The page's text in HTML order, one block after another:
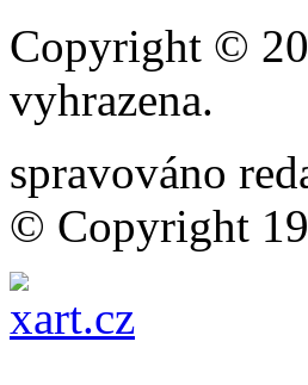
Copyright ©
vyhrazena.
spravováno
© Copyright